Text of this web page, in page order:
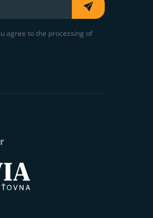
agree to the processing of